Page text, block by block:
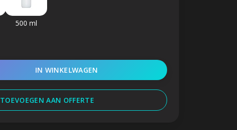
500 ml
IN WINKELWAGEN
TOEVOEGEN AAN OFFERTE